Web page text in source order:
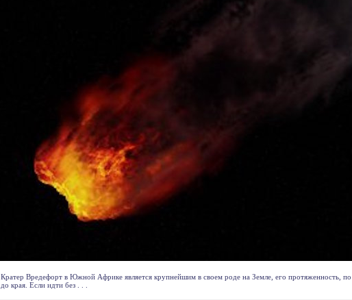
Кратер Вредефорт в Южной Африке является крупнейшим в своем роде на Земле, его протяженность, по
до края. Если идти без . . .